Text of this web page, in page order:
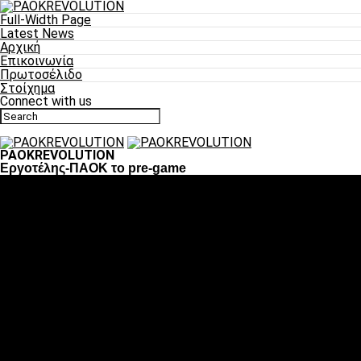
Full-Width Page
Latest News
Αρχική
Επικοινωνία
Πρωτοσέλιδο
Στοίχημα
Connect with us
PAOKREVOLUTION
Εργοτέλης-ΠΑΟΚ το pre-game